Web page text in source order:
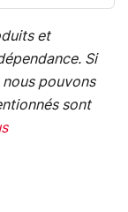
et
Si
nous pouvons
sont